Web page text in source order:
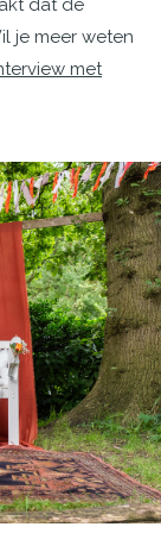
dat de
je meer weten
met